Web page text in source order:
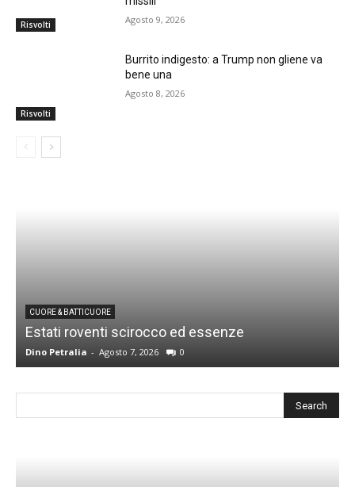
Risvolti Agosto 9, 2026
Risvolti
Burrito indigesto: a Trump non gliene va
bene una
Agosto 8, 2026
CUORE & BATTICUORE
Estati roventi scirocco ed essenze
Dino Petralia - Agosto 7, 2026 0